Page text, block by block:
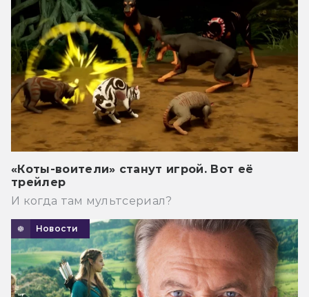
«Коты-воители» станут игрой. Вот её
трейлер
И когда там мультсериал?
Новости